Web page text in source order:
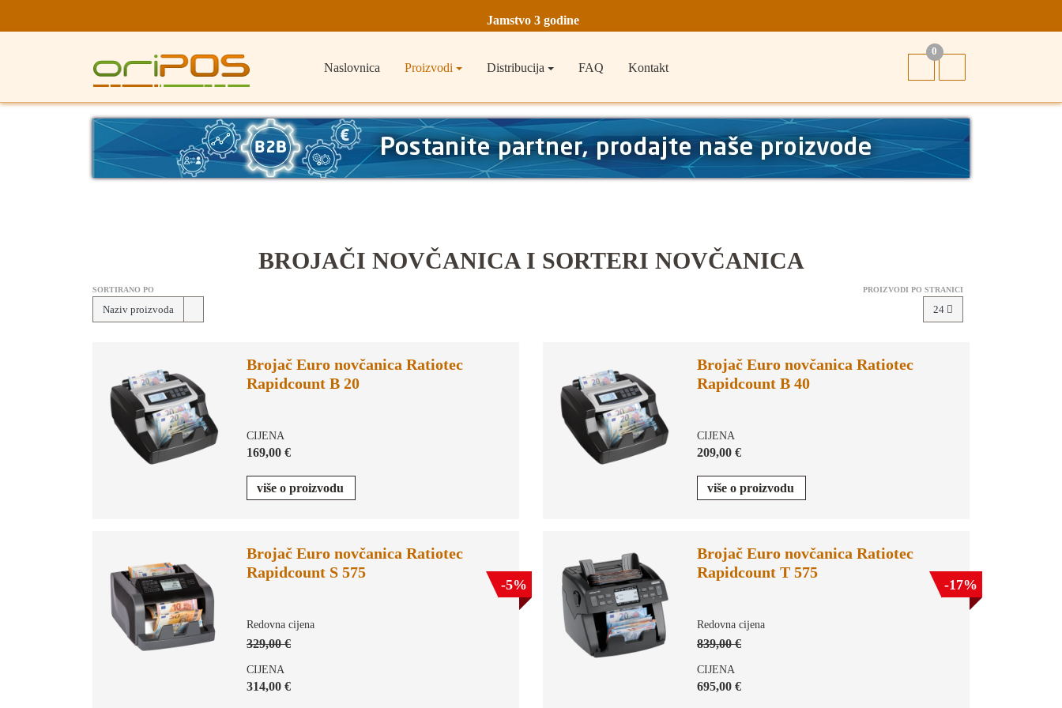
Jamstvo 3 godine
Made in Germany
Naslovnica Proizvodi Distribucija FAQ Kontakt
0
BROJAČI NOVČANICA I SORTERI NOVČANICA
SORTIRANO PO
Naziv proizvoda
PROIZVODI PO STRANICI
24
Brojač Euro novčanica Ratiotec
Rapidcount B 20
CIJENA
169,00 €
više o proizvodu
Brojač Euro novčanica Ratiotec
Rapidcount B 40
CIJENA
209,00 €
više o proizvodu
Brojač Euro novčanica Ratiotec
Rapidcount S 575
Redovna cijena
329,00 €
CIJENA
314,00 €
-5%
Brojač Euro novčanica Ratiotec
Rapidcount T 575
Redovna cijena
839,00 €
CIJENA
695,00 €
-17%